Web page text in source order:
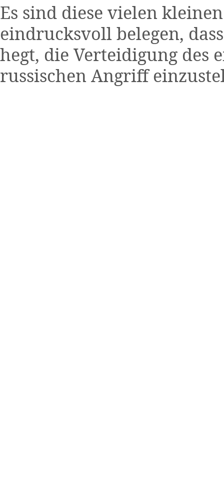
Es sind diese vielen
eindrucksvoll belegen,
hegt, die Verteidigung des
russischen Angriff